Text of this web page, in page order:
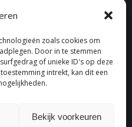
zoals cookies om
Door in te stemmen
of unieke ID's op deze
intrekt, kan dit een
Bekijk voorkeuren